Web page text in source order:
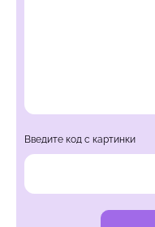
Введите код с картинки